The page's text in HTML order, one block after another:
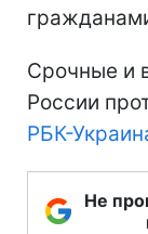
Срочные и
России
РБК-
Не